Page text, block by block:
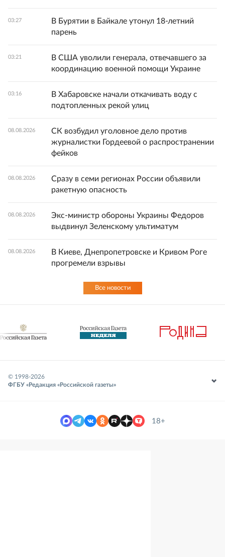
03:27
В Бурятии в Байкале утонул 18-летний
парень
03:21
В США уволили генерала, отвечавшего за
координацию военной помощи Украине
03:16
В Хабаровске начали откачивать воду с
подтопленных рекой улиц
08.08.2026
СК возбудил уголовное дело против
журналистки Гордеевой о распространении
фейков
08.08.2026
Сразу в семи регионах России объявили
ракетную опасность
08.08.2026
Экс-министр обороны Украины Федоров
выдвинул Зеленскому ультиматум
08.08.2026
В Киеве, Днепропетровске и Кривом Роге
прогремели взрывы
Все новости
© 1998-2026
ФГБУ «Редакция «Российской газеты»
18+